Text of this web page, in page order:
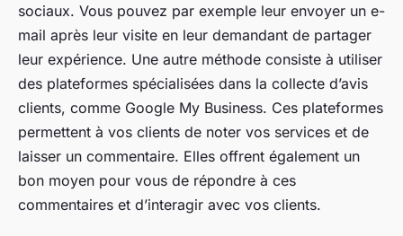
sociaux. Vous pouvez par exemple leur envoyer un e-
mail après leur visite en leur demandant de partager
leur expérience. Une autre méthode consiste à utiliser
des plateformes spécialisées dans la collecte d’avis
clients, comme Google My Business. Ces plateformes
permettent à vos clients de noter vos services et de
laisser un commentaire. Elles offrent également un
bon moyen pour vous de répondre à ces
commentaires et d’interagir avec vos clients.